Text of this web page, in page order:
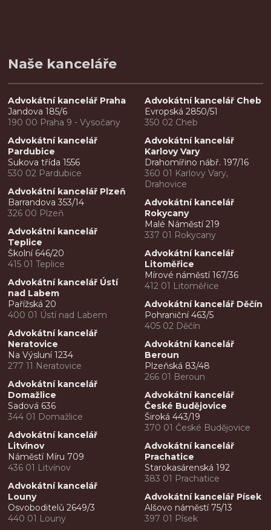
Naše kanceláře
Advokátní kancelář Praha
Jandova 185/6
190 00 Praha 9 - Vysočany
Advokátní kancelář
Pardubice
Sukova třída 1556
530 02 Pardubice
Advokátní kancelář Plzeň
Barrandova 353/14
326 00 Plzeň
Advokátní kancelář
Teplice
Školní 646/20
415 01 Teplice
Advokátní kancelář Ústí
nad Labem
Pařížská 20
400 01 Ústí nad Labem
Advokátní kancelář
Neratovice
Na Výsluní 1234
277 11 Neratovice
Advokátní kancelář
Domažlice
Sadová 636
344 01 Domažlice
Advokátní kancelář
Litvínov
Náměstí Míru 709
436 01 Litvínov
Advokátní kancelář
Louny
Osvoboditelů 2649/3
440 01 Louny
Advokátní kancelář Cheb
Evropská 2850/51
350 02 Cheb
Advokátní kancelář
Karlovy Vary
Drahomířino nábř. 197/16
360 01 Karlovy Vary,
Drahovice
Advokátní kancelář
Rokycany
Malé Náměstí 219
337 01 Rokycany
Advokátní kancelář
Litoměřice
Mírové náměstí 167/36
412 01 Litoměřice
Advokátní kancelář Děčín
Pohraniční 463/5
405 02 Děčín
Advokátní kancelář
Beroun
Plzeňská 83/48
266 01 Beroun
Advokátní kancelář
České Budějovice
Široká 443/19
370 01 České Budějovice
Advokátní kancelář
Prachatice
Starokasárenská 192
383 01 Prachatice
Advokátní kancelář Písek
Alšovo náměstí 75/13
397 01 Písek